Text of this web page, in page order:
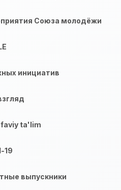
Союза молодёжи
инициатив
ta'lim
19
выпускники